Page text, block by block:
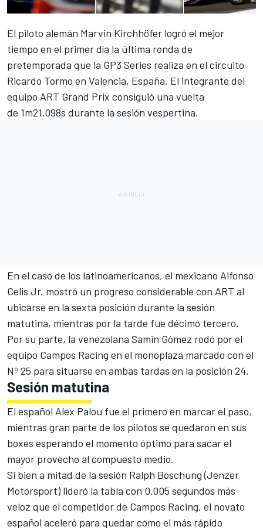
El piloto alemán Marvin Kirchhöfer logró el mejor
tiempo en el primer día la última ronda de
pretemporada que la GP3 Series realiza en el circuito
Ricardo Tormo en Valencia, España. El integrante del
equipo ART Grand Prix consiguió una vuelta
de 1m21.098s durante la sesión vespertina.
En el caso de los latinoamericanos, el mexicano Alfonso
Celis Jr. mostró un progreso considerable con ART al
ubicarse en la sexta posición durante la sesión
matutina, mientras por la tarde fue décimo tercero.
Por su parte, la venezolana Samin Gómez rodó por el
equipo Campos Racing en el monoplaza marcado con el
Nº 25 para situarse en ambas tardas en la posición 24.
Sesión matutina
El español Alex Palou fue el primero en marcar el paso,
mientras gran parte de los pilotos se quedaron en sus
boxes esperando el momento óptimo para sacar el
mayor provecho al compuesto medio.
Si bien a mitad de la sesión Ralph Boschung (Jenzer
Motorsport) lideró la tabla con 0.005 segundos más
veloz que el competidor de Campos Racing, el novato
español aceleró para quedar como el más rápido